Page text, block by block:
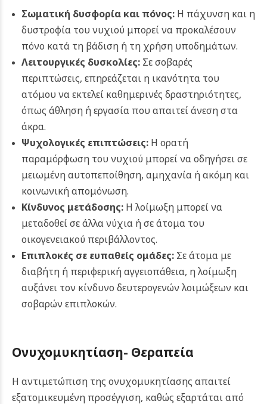
Σωματική δυσφορία και πόνος:Η πάχυνση και η
δυστροφία του νυχιού μπορεί να προκαλέσουν
πόνο κατά τη βάδιση ή τη χρήση υποδημάτων.
Λειτουργικές δυσκολίες:Σε σοβαρές
περιπτώσεις, επηρεάζεται η ικανότητα του
ατόμου να εκτελεί καθημερινές δραστηριότητες,
όπως άθληση ή εργασία που απαιτεί άνεση στα
άκρα.
Ψυχολογικές επιπτώσεις:Η ορατή
παραμόρφωση του νυχιού μπορεί να οδηγήσει σε
μειωμένη αυτοπεποίθηση, αμηχανία ή ακόμη και
κοινωνική απομόνωση.
Κίνδυνος μετάδοσης:Η λοίμωξη μπορεί να
μεταδοθεί σε άλλα νύχια ή σε άτομα του
οικογενειακού περιβάλλοντος.
Επιπλοκές σε ευπαθείς ομάδες:Σε άτομα με
διαβήτη ή περιφερική αγγειοπάθεια, η λοίμωξη
αυξάνει τον κίνδυνο δευτερογενών λοιμώξεων και
σοβαρών επιπλοκών.
Ονυχομυκητίαση- Θεραπεία
Η αντιμετώπιση της ονυχομυκητίασης απαιτεί
εξατομικευμένη προσέγγιση, καθώς εξαρτάται από